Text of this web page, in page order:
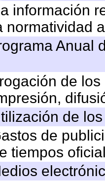
información
normatividad
Anual
de
de
de
tiempos